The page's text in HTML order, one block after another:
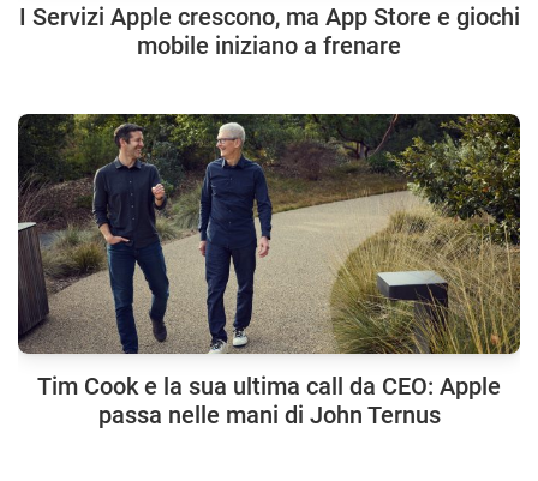
I Servizi Apple crescono, ma App Store e giochi
mobile iniziano a frenare
Tim Cook e la sua ultima call da CEO: Apple
passa nelle mani di John Ternus